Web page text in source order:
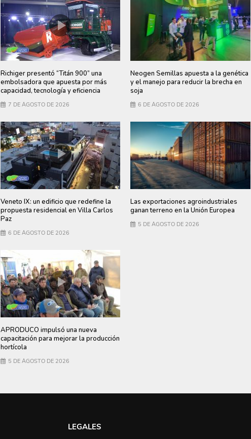
Richiger presentó “Titán 900” una
embolsadora que apuesta por más
capacidad, tecnología y eficiencia
7 DE AGOSTO DE 2026
Neogen Semillas apuesta a la genética
y el manejo para reducir la brecha en
soja
6 DE AGOSTO DE 2026
Veneto IX: un edificio que redefine la
propuesta residencial en Villa Carlos
Paz
6 DE AGOSTO DE 2026
Las exportaciones agroindustriales
ganan terreno en la Unión Europea
5 DE AGOSTO DE 2026
APRODUCO impulsó una nueva
capacitación para mejorar la producción
hortícola
5 DE AGOSTO DE 2026
LEGALES